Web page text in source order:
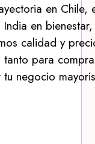
en Chile,
en
calidad y
para
negocio